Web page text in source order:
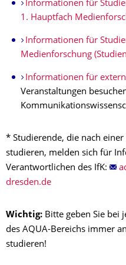
Informationen für
1. Hauptfach
Informationen für
Medienforschung
Informationen für
Veranstaltungen
* Studierende, die nach
studieren, melden sich für
Verantwortlichen des IfK:
Wichtig: Bitte geben Sie bei
des AQUA-Bereichs immer
studieren!